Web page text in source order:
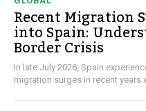
Recent Migration
into Spain:
Border Crisis
In late July 2026, Spain
migration surges in recent years